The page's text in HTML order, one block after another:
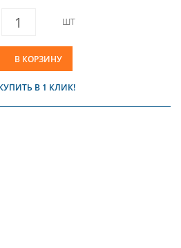
ШТ
В КОРЗИНУ
В 1 КЛИК!